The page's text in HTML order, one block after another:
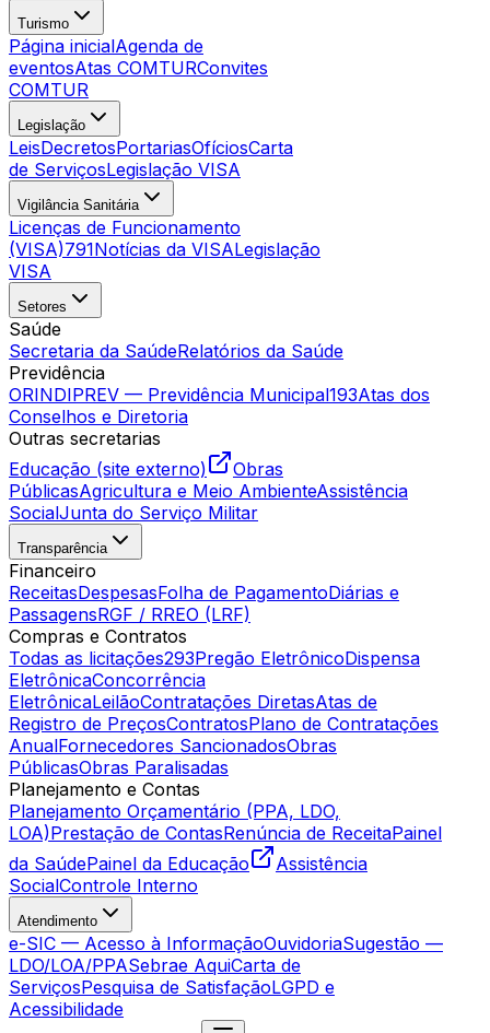
Turismo
Página inicialAgenda de
eventosAtas COMTURConvites
COMTUR
Legislação
LeisDecretosPortariasOfíciosCarta
de ServiçosLegislação VISA
Vigilância Sanitária
Licenças de Funcionamento
(VISA)791Notícias da VISALegislação
VISA
Setores
Saúde
Secretaria da SaúdeRelatórios da Saúde
Previdência
ORINDIPREV — Previdência Municipal193Atas dos
Conselhos e Diretoria
Outras secretarias
Educação (site externo)
Obras
PúblicasAgricultura e Meio AmbienteAssistência
SocialJunta do Serviço Militar
Transparência
Financeiro
ReceitasDespesasFolha de PagamentoDiárias e
PassagensRGF / RREO (LRF)
Compras e Contratos
Todas as licitações293Pregão EletrônicoDispensa
EletrônicaConcorrência
EletrônicaLeilãoContratações DiretasAtas de
Registro de PreçosContratosPlano de Contratações
AnualFornecedores SancionadosObras
PúblicasObras Paralisadas
Planejamento e Contas
Planejamento Orçamentário (PPA, LDO,
LOA)Prestação de ContasRenúncia de ReceitaPainel
da SaúdePainel da Educação
Assistência
SocialControle Interno
Atendimento
e-SIC — Acesso à InformaçãoOuvidoriaSugestão —
LDO/LOA/PPASebrae AquiCarta de
ServiçosPesquisa de SatisfaçãoLGPD e
Acessibilidade